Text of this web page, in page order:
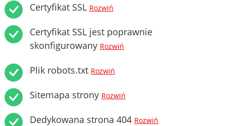
Certyfikat SSL Rozwiń
Certyfikat SSL jest poprawnie
skonfigurowany Rozwiń
Plik robots.txt Rozwiń
Sitemapa strony Rozwiń
Dedykowana strona 404 Rozwiń